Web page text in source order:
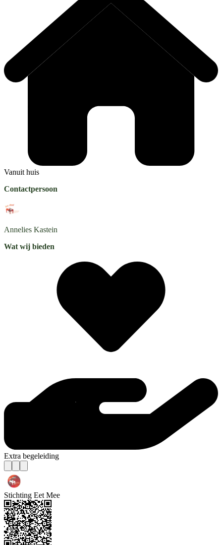
Vanuit huis
Contactpersoon
Annelies Kastein
Wat wij bieden
Extra begeleiding
Stichting Eet Mee